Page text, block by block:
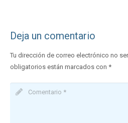
Deja un comentario
Tu dirección de correo electrónico no
obligatorios están marcados con *